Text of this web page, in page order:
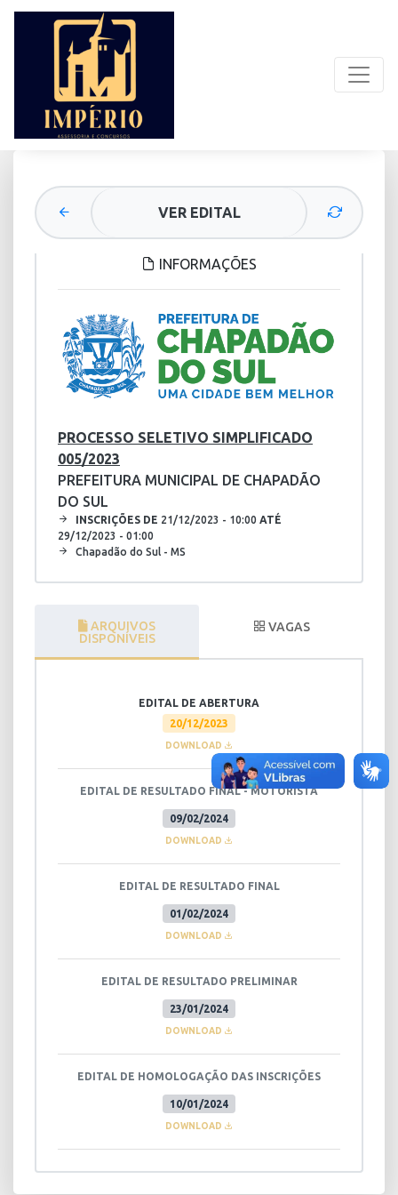
VER EDITAL
INFORMAÇÕES
PROCESSO SELETIVO SIMPLIFICADO
005/2023
PREFEITURA MUNICIPAL DE CHAPADÃO
DO SUL
INSCRIÇÕES DE 21/12/2023 - 10:00 ATÉ
29/12/2023 - 01:00
Chapadão do Sul - MS
ARQUIVOS
DISPONÍVEIS
VAGAS
20/12/2023
EDITAL DE ABERTURA
DOWNLOAD
09/02/2024
EDITAL DE RESULTADO FINAL - MOTORISTA
DOWNLOAD
01/02/2024
EDITAL DE RESULTADO FINAL
DOWNLOAD
23/01/2024
EDITAL DE RESULTADO PRELIMINAR
DOWNLOAD
10/01/2024
EDITAL DE HOMOLOGAÇÃO DAS INSCRIÇÕES
DOWNLOAD